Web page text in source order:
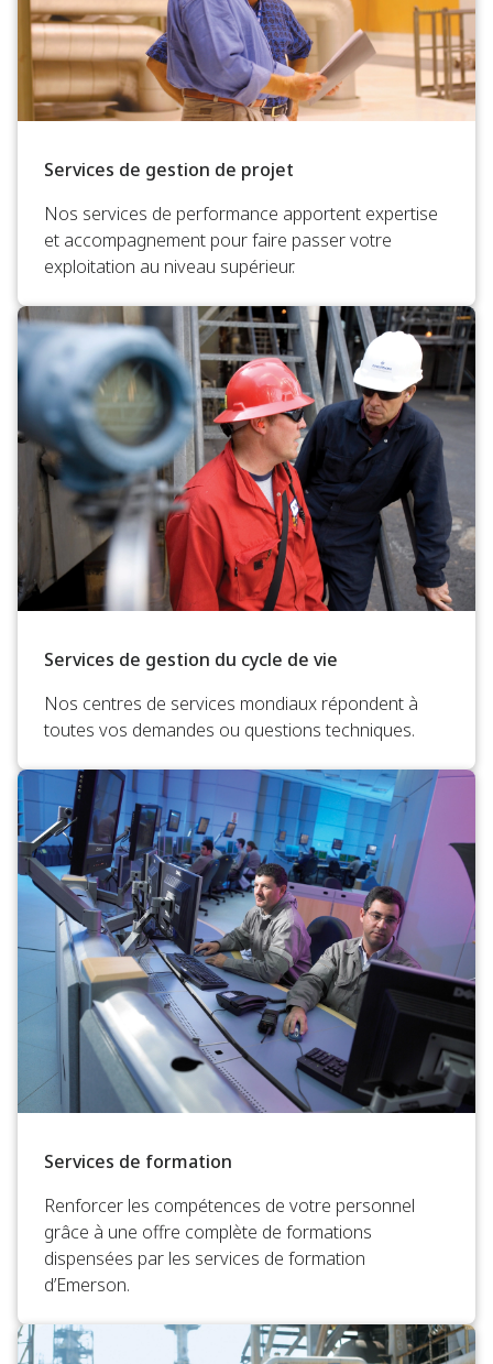
Services de gestion de projet
Nos services de performance apportent expertise
et accompagnement pour faire passer votre
exploitation au niveau supérieur.
Services de gestion du cycle de vie
Nos centres de services mondiaux répondent à
toutes vos demandes ou questions techniques.
Services de formation
Renforcer les compétences de votre personnel
grâce à une offre complète de formations
dispensées par les services de formation
d’Emerson.